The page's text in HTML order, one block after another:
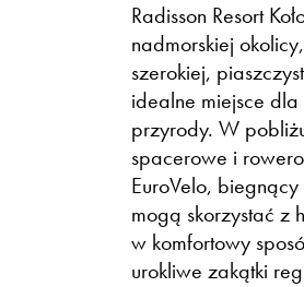
Radisson Resort
nadmorskiej
szerokiej,
idealne miejsce
przyrody. W
spacerowe i
EuroVelo,
mogą skorzystać z
w komfortowy
urokliwe zakątki